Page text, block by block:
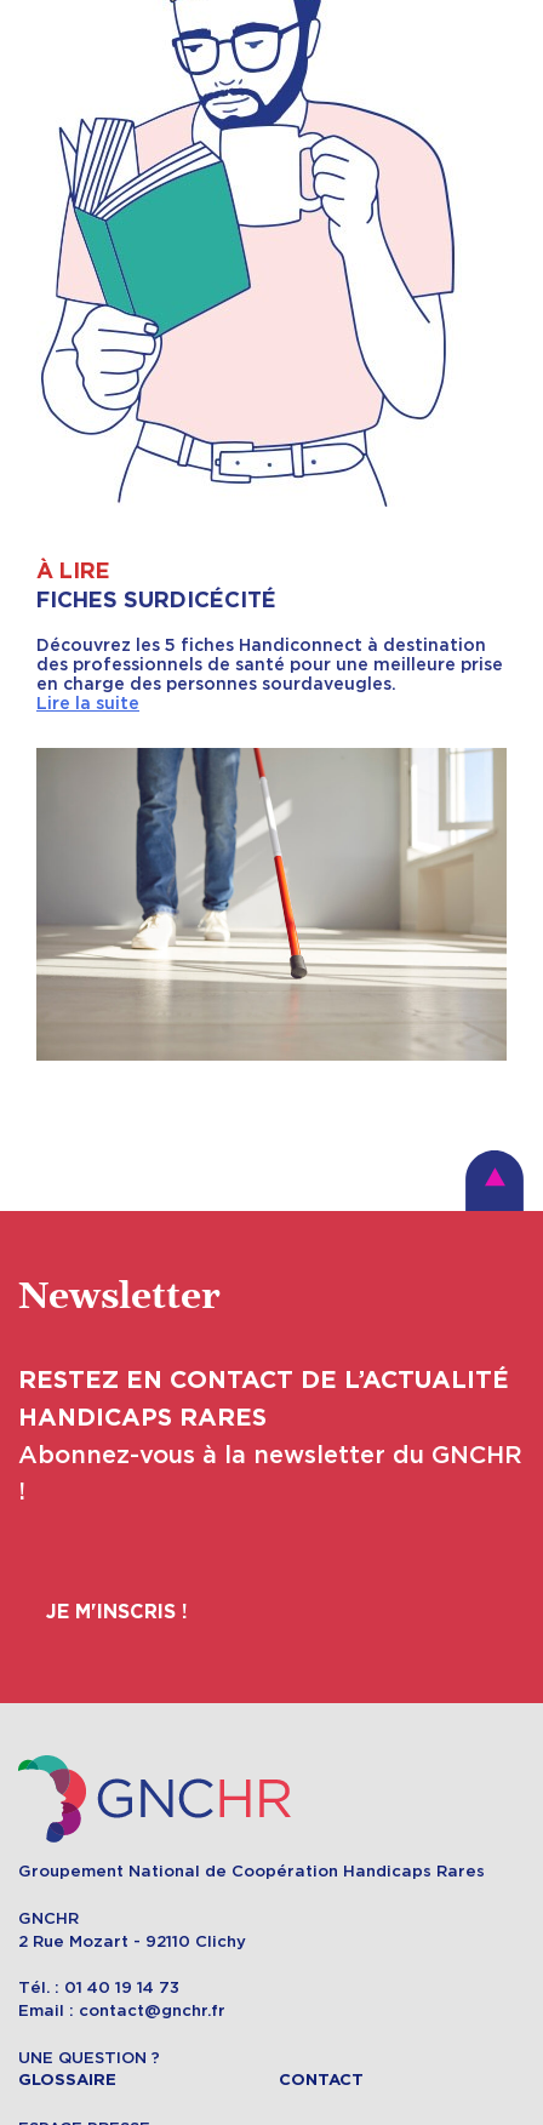
À LIRE
FICHES SURDICÉCITÉ
Découvrez les 5 fiches Handiconnect à destination
des professionnels de santé pour une meilleure prise
en charge des personnes sourdaveugles.
Lire la suite
Newsletter
RESTEZ EN CONTACT DE L’ACTUALITÉ
HANDICAPS RARES
Abonnez-vous à la newsletter du GNCHR
!
JE M'INSCRIS !
Groupement National de Coopération Handicaps Rares
GNCHR
2 Rue Mozart - 92110 Clichy
Tél. : 01 40 19 14 73
Email : contact@gnchr.fr
UNE QUESTION ?
GLOSSAIRE CONTACT